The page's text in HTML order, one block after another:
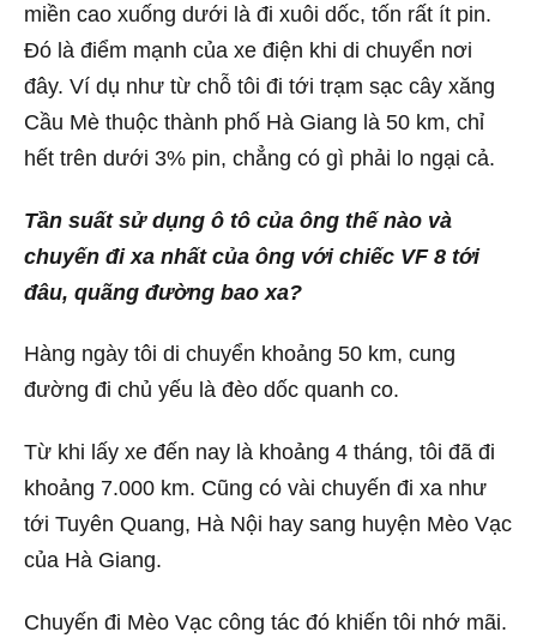
miền cao xuống dưới là đi xuôi dốc, tốn rất ít pin.
Đó là điểm mạnh của xe điện khi di chuyển nơi
đây. Ví dụ như từ chỗ tôi đi tới trạm sạc cây xăng
Cầu Mè thuộc thành phố Hà Giang là 50 km, chỉ
hết trên dưới 3% pin, chẳng có gì phải lo ngại cả.
Tần suất sử dụng ô tô của ông thế nào và
chuyến đi xa nhất của ông với chiếc VF 8 tới
đâu, quãng đường bao xa?
Hàng ngày tôi di chuyển khoảng 50 km, cung
đường đi chủ yếu là đèo dốc quanh co.
Từ khi lấy xe đến nay là khoảng 4 tháng, tôi đã đi
khoảng 7.000 km. Cũng có vài chuyến đi xa như
tới Tuyên Quang, Hà Nội hay sang huyện Mèo Vạc
của Hà Giang.
Chuyến đi Mèo Vạc công tác đó khiến tôi nhớ mãi.